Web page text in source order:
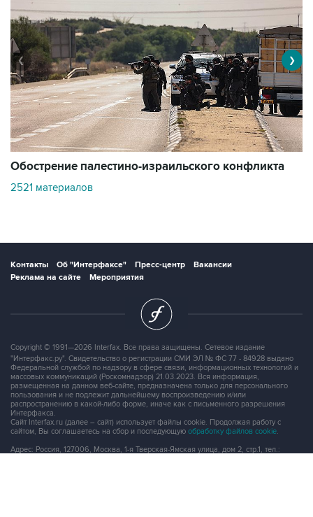
Обострение палестино-израильского конфликта
2521 материалов
❮ ❯
Контакты Об "Интерфаксе" Пресс-центр
Вакансии
Реклама на сайте
Мероприятия
Copyright © 1991—2026 Interfax. Все права защищены. Сетевое издание
"Интерфакс.ру". Свидетельство о регистрации СМИ ЭЛ № ФС 77 - 84928 выдано
Федеральной службой по надзору в сфере связи, информационных технологий и
массовых коммуникаций (Роскомнадзор) 21.03.2023. Вся информация,
размещенная на данном веб-сайте, предназначена только для персонального
пользования и не подлежит дальнейшему воспроизведению и/или
распространению в какой-либо форме, иначе как с письменного разрешения
Интерфакса.
Сайт Interfax.ru (далее – сайт) использует файлы cookie. Продолжая работу с
сайтом, Вы соглашаетесь на сбор и последующую обработку файлов cookie.
Адрес: Россия, 127006, Москва, 1-я Тверская-Ямская улица, дом 2, стр.1, тел.: